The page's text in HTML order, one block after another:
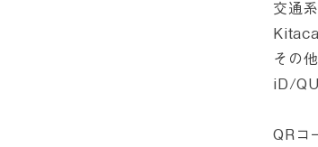
交通
その
iD/
QRコ